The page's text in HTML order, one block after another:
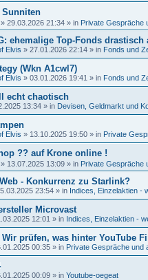
» 29.03.2026 21:34 » in Private Gespräche
ehemalige Top-Fonds
Elvis » 27.01.2026 22:14 » in Fonds und
(Wkn A1cwl7)
Elvis » 03.01.2026 19:41 » in Fonds und
echt chaotisch
13:34 » in Devisen, Geldmarkt und
Elvis » 13.10.2025 19:50 » in Private
?? auf Krone online !
» 13.07.2025 13:09 » in Private Gespräche
- Konkurrenz zu Starlink?
23:54 » in Indices, Einzelaktien -
Microvast
12:01 » in Indices, Einzelaktien -
prüfen, was hinter YouTube
00:35 » in Private Gespräche und
00:09 » in Youtube-oegeat